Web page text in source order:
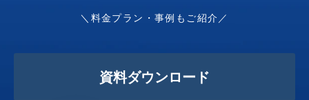
＼料金プラン・事例もご紹介／
資料ダウンロード